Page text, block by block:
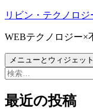
コ
テ
ン
ツ
へ
キ
リビン・テクノロ
WEBテクノロジー×
メニューとウィジェット
検
最近の投稿